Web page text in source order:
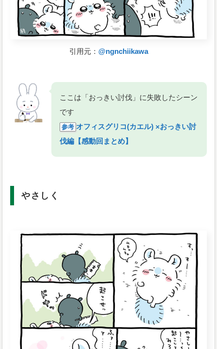
引用元： @ngnchiikawa
ここは「おっきい討伐」に失敗したシーン
です
参考 オフィスグリコ(カエル) ×おっきい討
伐編【感動回まとめ】
やさしく